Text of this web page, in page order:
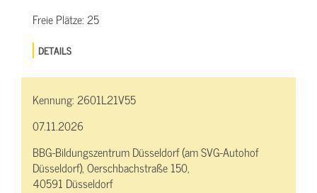
Freie Plätze:25
DETAILS
Kennung:2601L21V55
07.11.2026
BBG-Bildungszentrum Düsseldorf (am SVG-Autohof
Düsseldorf), Oerschbachstraße 150,
40591 Düsseldorf